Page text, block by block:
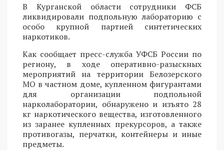
В Курганской области сотрудники ФСБ
ликвидировали подпольную лабораторию с
особо крупной партией синтетических
наркотиков.
Как сообщает пресс-служба УФСБ России по
региону, в ходе оперативно-разыскных
мероприятий на территории Белозерского
МО в частном доме, купленном фигурантами
для организации подпольной
нарколаборатории, обнаружено и изъято 28
кг наркотического вещества, изготовленного
из заранее купленных прекурсоров, а также
противогазы, перчатки, контейнеры и иные
предметы.